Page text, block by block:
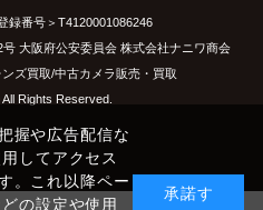
録番号＞T4120001086246
大阪府公安委員会 株式会社ナニワ商会
ズ買取/中古カメラ販売・買取
Rights Reserved.
握や広告配信な
してアクセス
。これ以降ペー
の設定や使用
承諾す